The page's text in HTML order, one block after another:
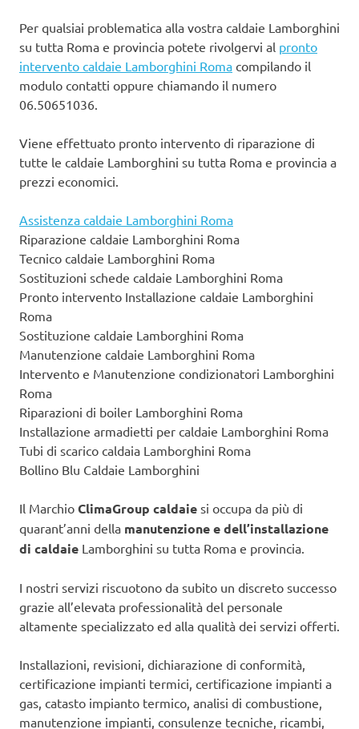
Per qualsiai problematica alla vostra caldaie Lamborghini
su tutta Roma e provincia potete rivolgervi al pronto
intervento caldaie Lamborghini Roma compilando il
modulo contatti oppure chiamando il numero
06.50651036.
Viene effettuato pronto intervento di riparazione di
tutte le caldaie Lamborghini su tutta Roma e provincia a
prezzi economici.
Assistenza caldaie Lamborghini Roma
Riparazione caldaie Lamborghini Roma
Tecnico caldaie Lamborghini Roma
Sostituzioni schede caldaie Lamborghini Roma
Pronto intervento Installazione caldaie Lamborghini
Roma
Sostituzione caldaie Lamborghini Roma
Manutenzione caldaie Lamborghini Roma
Intervento e Manutenzione condizionatori Lamborghini
Roma
Riparazioni di boiler Lamborghini Roma
Installazione armadietti per caldaie Lamborghini Roma
Tubi di scarico caldaia Lamborghini Roma
Bollino Blu Caldaie Lamborghini
Il Marchio ClimaGroup caldaie si occupa da più di
quarant’anni della manutenzione e dell’installazione
di caldaie Lamborghini su tutta Roma e provincia.
I nostri servizi riscuotono da subito un discreto successo
grazie all’elevata professionalità del personale
altamente specializzato ed alla qualità dei servizi offerti.
Installazioni, revisioni, dichiarazione di conformità,
certificazione impianti termici, certificazione impianti a
gas, catasto impianto termico, analisi di combustione,
manutenzione impianti, consulenze tecniche, ricambi,